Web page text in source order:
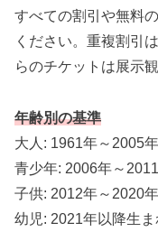
すべての割引や無料
ください。重複割引
らのチケットは展示
年齢別の基準
大人: 1961年～2005
青少年: 2006年～
子供: 2012年～2020
幼児: 2021年以降生ま